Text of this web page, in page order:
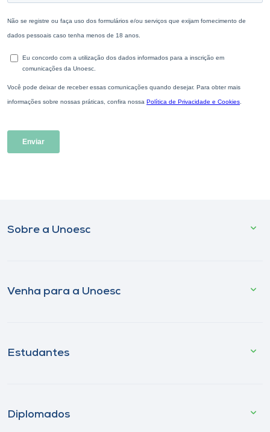
Sobre a Unoesc
Venha para a Unoesc
Estudantes
Diplomados